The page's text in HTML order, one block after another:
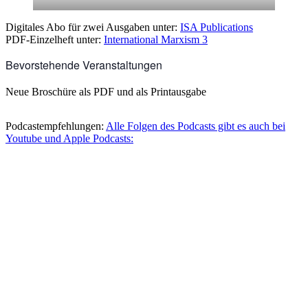
Digitales Abo für zwei Ausgaben unter: ISA Publications
PDF-Einzelheft unter: International Marxism 3
Bevorstehende Veranstaltungen
Neue Broschüre als PDF und als Printausgabe
Podcastempfehlungen: Alle Folgen des Podcasts gibt es auch bei
Youtube und Apple Podcasts: